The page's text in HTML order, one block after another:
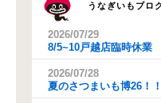
うなぎいもブロ
2026/07/29
8/5~10戸越店臨時休業
2026/07/28
夏のさつまいも博26！！